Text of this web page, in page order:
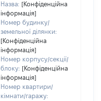
Назва: [Конфіденційна
інформація]
Номер будинку/
земельної ділянки:
[Конфіденційна
інформація]
Номер корпусу/секції/
блоку: [Конфіденційна
інформація]
Номер квартири/
кімнати/гаражу: